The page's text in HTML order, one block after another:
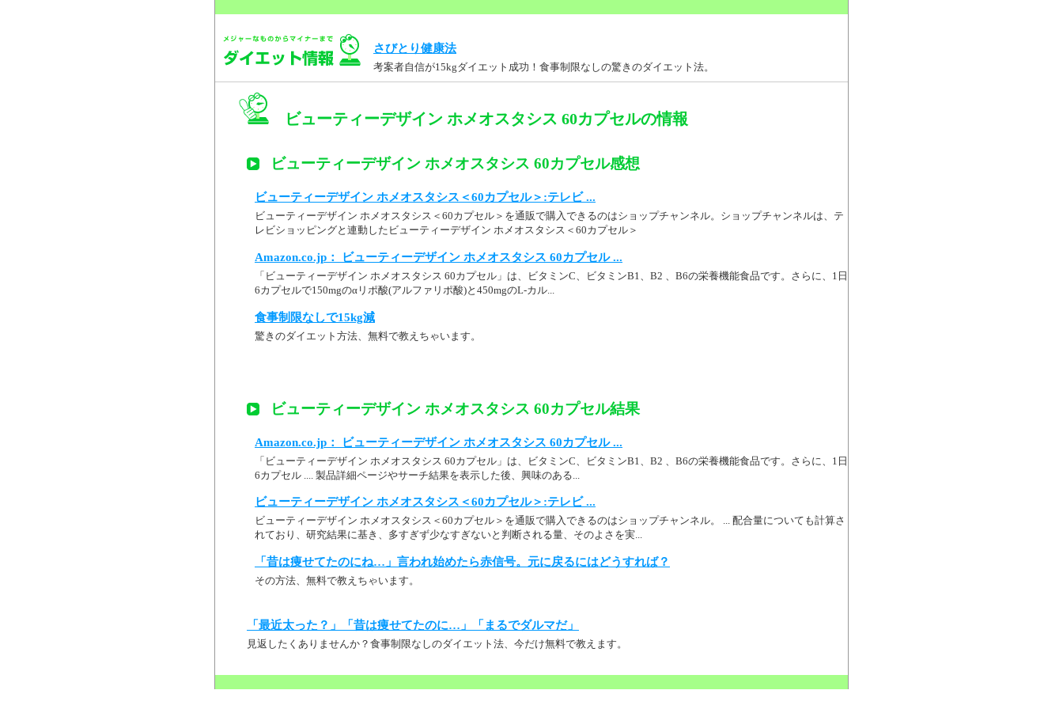
さびとり健康法
考案者自信が15kgダイエット成功！食事制限なしの驚きのダイエット法。
ビューティーデザイン ホメオスタシス 60カプセルの情報
ビューティーデザイン ホメオスタシス 60カプセル感想
ビューティーデザイン ホメオスタシス＜60カプセル＞:テレビ ...
ビューティーデザイン ホメオスタシス＜60カプセル＞を通販で購入できるのはショップチャンネル。ショップチャンネルは、テ
レビショッピングと連動したビューティーデザイン ホメオスタシス＜60カプセル＞
Amazon.co.jp： ビューティーデザイン ホメオスタシス 60カプセル ...
「ビューティーデザイン ホメオスタシス 60カプセル」は、ビタミンC、ビタミンB1、B2 、B6の栄養機能食品です。さらに、1日
6カプセルで150mgのαリポ酸(アルファリポ酸)と450mgのL-カル...
食事制限なしで15kg減
驚きのダイエット方法、無料で教えちゃいます。
ビューティーデザイン ホメオスタシス 60カプセル結果
Amazon.co.jp： ビューティーデザイン ホメオスタシス 60カプセル ...
「ビューティーデザイン ホメオスタシス 60カプセル」は、ビタミンC、ビタミンB1、B2 、B6の栄養機能食品です。さらに、1日
6カプセル .... 製品詳細ページやサーチ結果を表示した後、興味のある...
ビューティーデザイン ホメオスタシス＜60カプセル＞:テレビ ...
ビューティーデザイン ホメオスタシス＜60カプセル＞を通販で購入できるのはショップチャンネル。 ... 配合量についても計算さ
れており、研究結果に基き、多すぎず少なすぎないと判断される量、そのよさを実...
「昔は痩せてたのにね…」言われ始めたら赤信号。元に戻るにはどうすれば？
その方法、無料で教えちゃいます。
「最近太った？」「昔は痩せてたのに…」「まるでダルマだ」
見返したくありませんか？食事制限なしのダイエット法、今だけ無料で教えます。